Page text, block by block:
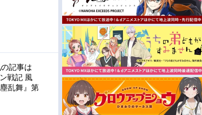
今期アニメ曜日別一覧
夏アニメ
秋アニメ
冬アニメ
記事は
戦記 風
乱舞』第